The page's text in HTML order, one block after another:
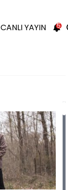
CANLI YAYIN 5